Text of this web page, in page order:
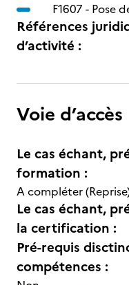
F1607 - Pose
Références
d’activité :
Voie d’accès
Le cas échant,
formation :
A compléter
Le cas échant,
la certification :
Pré-requis
compétences :